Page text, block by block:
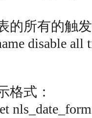
的所有的触
disable all
格式：